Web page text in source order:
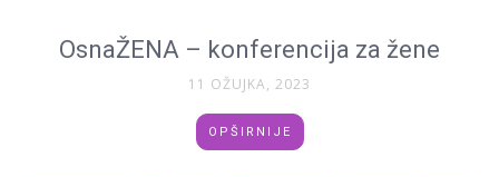
OsnaŽENA – konferencija za žene
11 OŽUJKA, 2023
OPŠIRNIJE